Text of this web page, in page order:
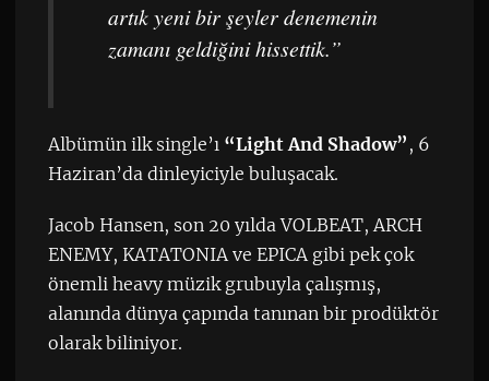
artık yeni bir şeyler denemenin
zamanı geldiğini hissettik.”
Albümün ilk single’ı “Light And Shadow” , 6
Haziran’da dinleyiciyle buluşacak.
Jacob Hansen, son 20 yılda VOLBEAT, ARCH
ENEMY, KATATONIA ve EPICA gibi pek çok
önemli heavy müzik grubuyla çalışmış,
alanında dünya çapında tanınan bir prodüktör
olarak biliniyor.